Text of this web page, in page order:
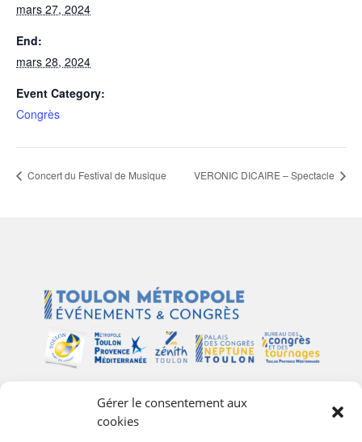
Gérer le consentement aux
cookies
mars 27, 2024
End:
mars 28, 2024
Event Category:
Congrès
Concert du Festival de Musique VERONIC DICAIRE – Spectacle
Plan du site